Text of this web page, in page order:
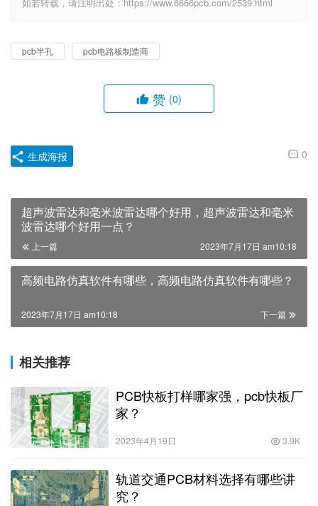
pcb半孔 pcb电路板制造商
赞 (0)
0
生成海报
超声波雷达和毫米波雷达哪个好用，超声波雷达和毫米
波雷达哪个好用一点？
上一篇 2023年7月17日 am10:18
高频电路仿真软件有哪些，高频电路仿真软件有哪些？
下一篇
2023年7月17日 am10:18
相关推荐
PCB快板打样哪家强，pcb快板厂
家？
2023年4月19日 3.9K
轨道交通PCB材料选择有哪些讲
究？